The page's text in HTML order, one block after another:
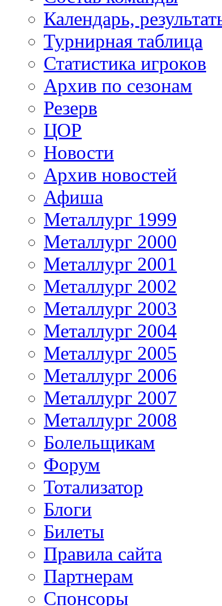
Календарь,
Турнирная таблица
Статистика игроков
Архив по сезонам
Резерв
ЦОР
Новости
Архив новостей
Афиша
Металлург 1999
Металлург 2000
Металлург 2001
Металлург 2002
Металлург 2003
Металлург 2004
Металлург 2005
Металлург 2006
Металлург 2007
Металлург 2008
Болельщикам
Форум
Тотализатор
Блоги
Билеты
Правила сайта
Партнерам
Спонсоры